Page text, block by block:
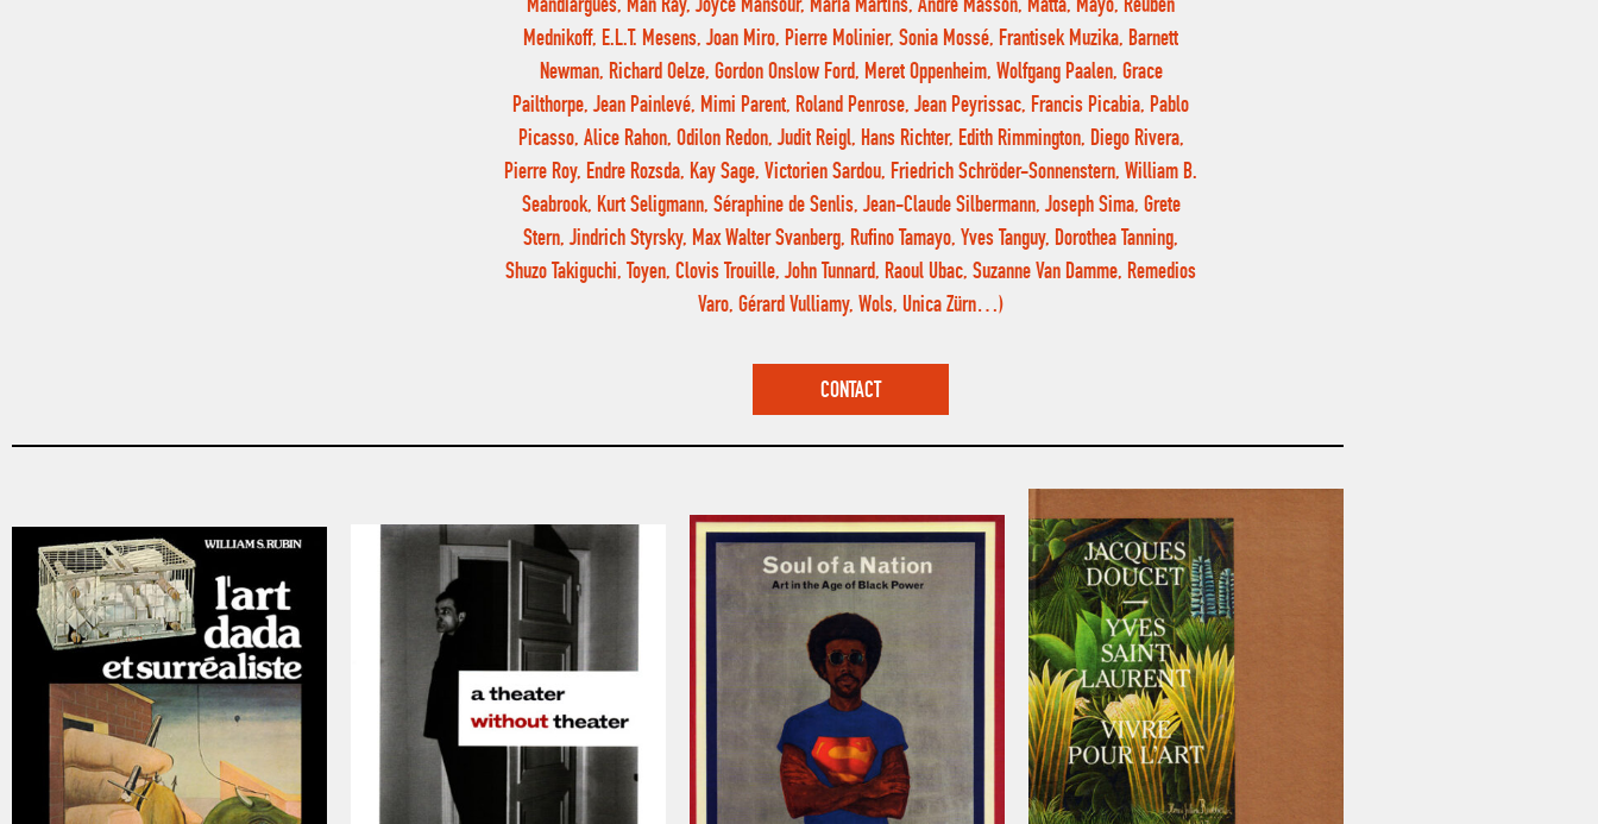
Mandiargues, Man Ray, Joyce Mansour, Maria Martins, André Masson, Matta, Mayo, Reuben
Mednikoff, E.L.T. Mesens, Joan Miro, Pierre Molinier, Sonia Mossé, Frantisek Muzika, Barnett
Newman, Richard Oelze, Gordon Onslow Ford, Meret Oppenheim, Wolfgang Paalen, Grace
Pailthorpe, Jean Painlevé, Mimi Parent, Roland Penrose, Jean Peyrissac, Francis Picabia, Pablo
Picasso, Alice Rahon, Odilon Redon, Judit Reigl, Hans Richter, Edith Rimmington, Diego Rivera,
Pierre Roy, Endre Rozsda, Kay Sage, Victorien Sardou, Friedrich Schröder-Sonnenstern, William B.
Seabrook, Kurt Seligmann, Séraphine de Senlis, Jean-Claude Silbermann, Joseph Sima, Grete
Stern, Jindrich Styrsky, Max Walter Svanberg, Rufino Tamayo, Yves Tanguy, Dorothea Tanning,
Shuzo Takiguchi, Toyen, Clovis Trouille, John Tunnard, Raoul Ubac, Suzanne Van Damme, Remedios
Varo, Gérard Vulliamy, Wols, Unica Zürn…)
CONTACT